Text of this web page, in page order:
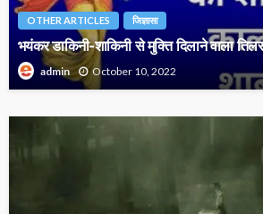
OTHER ARTICLES जिज्ञासा
भयंकर डाकिनी-शाकिनी से मुक्ति दिलाने वाला
admin October 10, 2022